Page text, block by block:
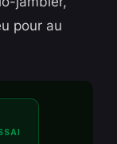
pour au